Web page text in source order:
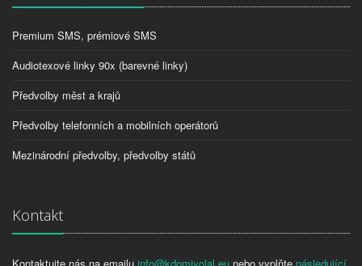
Premium SMS, prémiové SMS
Audiotexové linky 90x (barevné linky)
Předvolby měst a krajů
Předvolby telefonních a mobilních operátorů
Mezinárodní předvolby, předvolby států
Kontakt